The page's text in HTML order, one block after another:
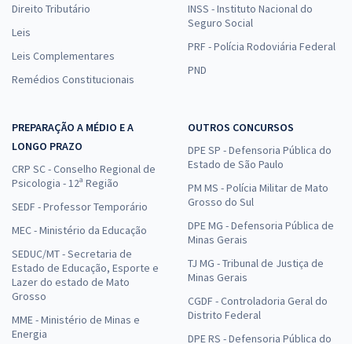
Direito Tributário
Leis
Leis Complementares
Remédios Constitucionais
INSS - Instituto Nacional do
Seguro Social
PRF - Polícia Rodoviária Federal
PND
PREPARAÇÃO A MÉDIO E A
LONGO PRAZO
CRP SC - Conselho Regional de
Psicologia - 12ª Região
SEDF - Professor Temporário
MEC - Ministério da Educação
SEDUC/MT - Secretaria de
Estado de Educação, Esporte e
Lazer do estado de Mato
Grosso
MME - Ministério de Minas e
Energia
OUTROS CONCURSOS
DPE SP - Defensoria Pública do
Estado de São Paulo
PM MS - Polícia Militar de Mato
Grosso do Sul
DPE MG - Defensoria Pública de
Minas Gerais
TJ MG - Tribunal de Justiça de
Minas Gerais
CGDF - Controladoria Geral do
Distrito Federal
DPE RS - Defensoria Pública do